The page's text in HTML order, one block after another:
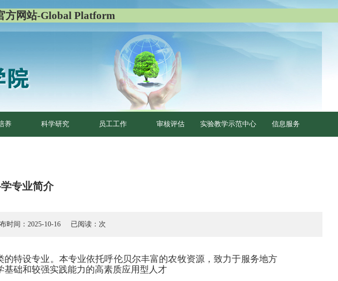
方网站-Global Platform
养 科学研究 员工工作 审核评估 实验教学示范中心 信息服务
专业简介
时间：2025-10-16 已阅读： 次
特设专业。本专业依托呼伦贝尔丰富的农牧资源，致力于服务地方
础和较强实践能力的高素质应用型人才